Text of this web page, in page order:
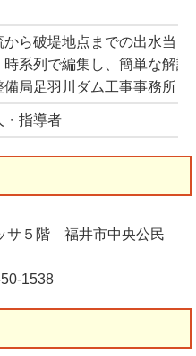
から破堤地点までの出水当
時系列で編集し、簡単な解
備局足羽川ダム工事事務所
・指導者
サ５階 福井市中央公民
1538